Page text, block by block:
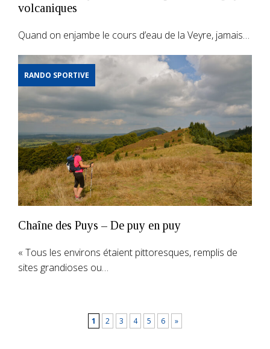
volcaniques
Quand on enjambe le cours d’eau de la Veyre, jamais…
RANDO SPORTIVE
Chaîne des Puys – De puy en puy
« Tous les environs étaient pittoresques, remplis de
sites grandioses ou…
1 2 3 4 5 6 »